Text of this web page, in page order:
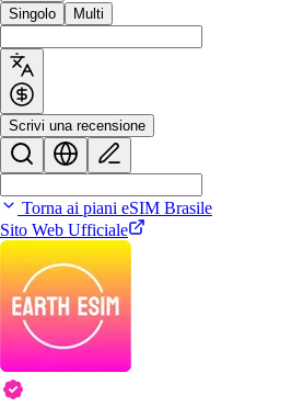
Singolo
Multi
Scrivi una recensione
Torna ai piani eSIM Brasile
Sito Web Ufficiale